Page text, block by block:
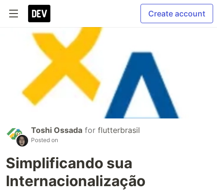
Create account
Toshi Ossada for flutterbrasil
Posted on
Simplificando sua
Internacionalização